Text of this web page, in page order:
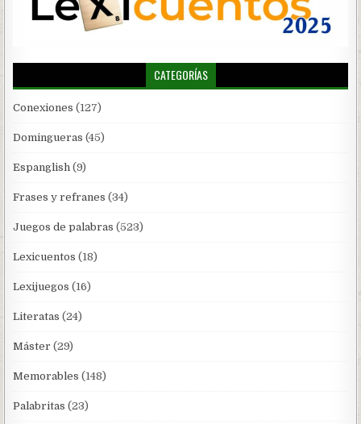
CATEGORÍAS
Conexiones (127)
Domingueras (45)
Espanglish (9)
Frases y refranes (34)
Juegos de palabras (523)
Lexicuentos (18)
Lexijuegos (16)
Literatas (24)
Máster (29)
Memorables (148)
Palabritas (23)